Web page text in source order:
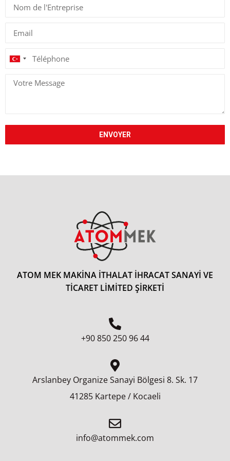
Turkey
ENVOYER
ATOM MEK MAKİNA İTHALAT İHRACAT SANAYİ VE
TİCARET LİMİTED ŞİRKETİ
+90 850 250 96 44
Arslanbey Organize Sanayi Bölgesi 8.⁠ ⁠Sk. 17
41285 Kartepe / Kocaeli
info@atommek.com